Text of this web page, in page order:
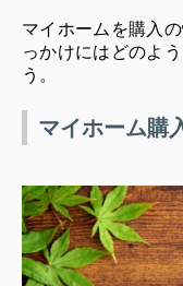
マイホームを購入
っかけにはどのよ
う。
マイホーム購